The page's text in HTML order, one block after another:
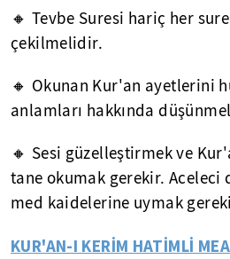
🔸 Tevbe Suresi hariç her
çekilmelidir.
🔸 Okunan Kur'an ayetlerini
anlamları hakkında
🔸 Sesi güzelleştirmek ve
tane okumak gerekir. Aceleci
med kaidelerine uymak
KUR'AN-I KERİM HATİMLİ